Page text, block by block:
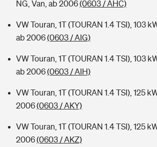
NG, Van, ab 2006(0603 / AHC)
VW Touran, 1T (TOURAN 1.4 TSI), 103
ab 2006(0603 / AIG)
VW Touran, 1T (TOURAN 1.4 TSI), 103
ab 2006(0603 / AIH)
VW Touran, 1T (TOURAN 1.4 TSI), 125
2006(0603 / AKY)
VW Touran, 1T (TOURAN 1.4 TSI), 125
2006(0603 / AKZ)